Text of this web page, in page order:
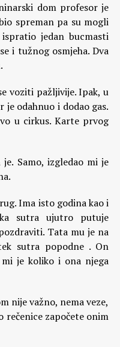
dom profesor je
spreman pa su mogli
jedan bucmasti
i tužnog osmjeha. Dva
voziti pažljivije. Ipak, u
je odahnuo i dodao gas.
u cirkus. Karte prvog
Samo, izgledao mi je
Ima isto godina kao i
sutra ujutro putuje
Tata mu je na
sutra popodne . On
je koliko i ona njega
nije važno, nema veze,
rečenice započete onim